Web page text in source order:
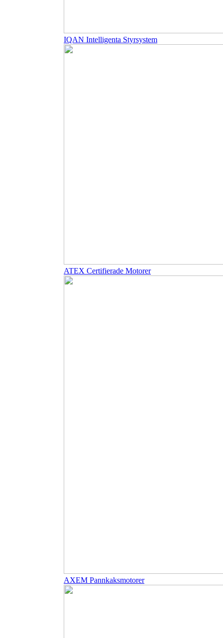
IQAN Intelligenta Styrsystem
ATEX Certifierade Motorer
AXEM Pannkaksmotorer